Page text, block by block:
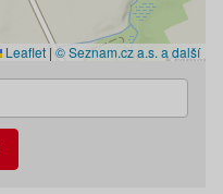
Leaflet | © Seznam.cz a.s. a další